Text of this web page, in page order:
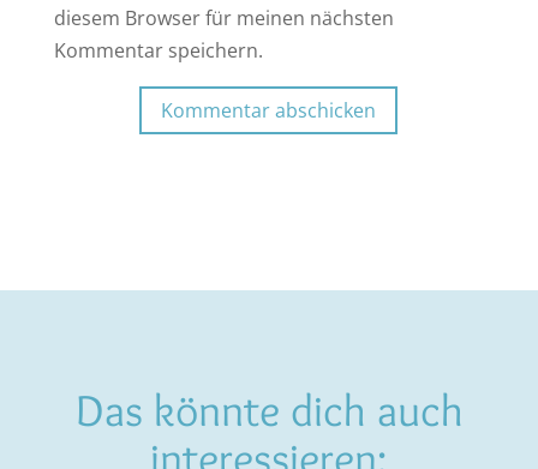
diesem Browser für meinen nächsten
Kommentar speichern.
Kommentar abschicken
Das könnte dich auch
interessieren: